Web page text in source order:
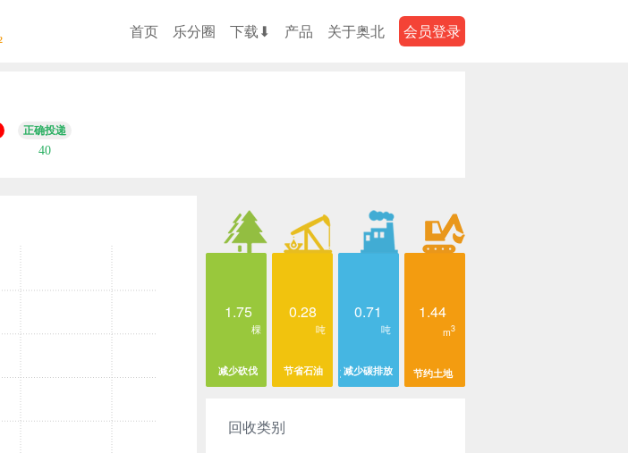
首页 乐分圈 下载⬇ 产品 关于奥北 会员登录
正确投递
40
1.75
棵
减少砍伐
0.28
吨
节省石油
0.71
吨
减少碳排放
1.44
m3
节约土地
回收类别